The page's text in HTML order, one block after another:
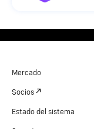
Mercado
Socios
Estado del sistema